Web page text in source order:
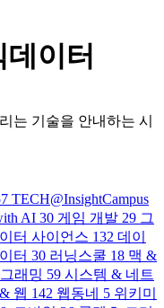
이터
는 기술을 안내하는 시
TECH@InsightCampus
AI 30 게임 개발 29 그
터 사이언스 132 데이
터 30 러닝스쿨 18 맥 &
래밍 59 시스템 & 네트
웹 142 웹동네 5 위키미